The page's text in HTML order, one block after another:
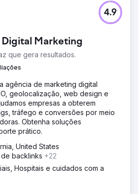
queria aumentar sua
mais pacientes em um mercado
mental. Embora oferecesse
especializado para ansiedade,
de humor, tinha
bem em buscas locais
e gerar um fluxo constante
do Google.
uma estratégia de SEO
saúde, que incluiu otimização do
pesquisa de palavras-
melhorias técnicas, dados
citações locais e
de autoridade. A
objetivo melhorar o
fortalecer a visibilidade no Google
de pacientes na Busca do
Digital Marketing
que gera resultados.
4.9
agência de marketing digital
geolocalização, web design e
empresas a obterem
tráfego e conversões por meio
Obtenha soluções
prático.
United States
de backlinks +22
Hospitais e cuidados com a